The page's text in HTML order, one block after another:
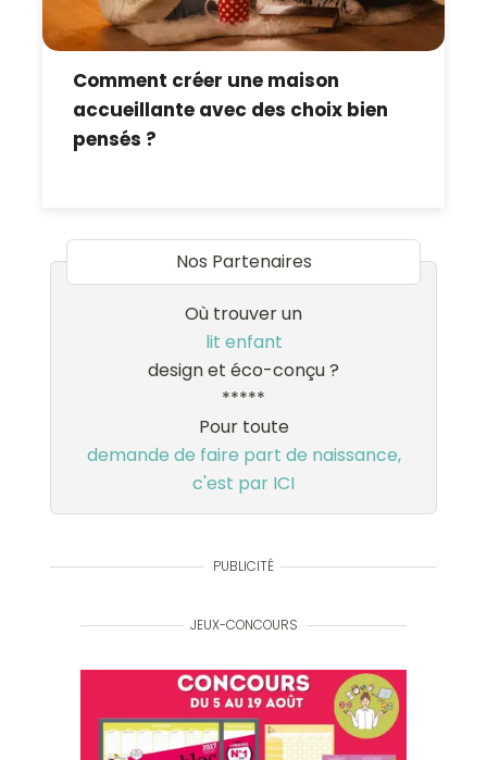
Comment créer une maison
accueillante avec des choix bien
pensés ?
Nos Partenaires
Où trouver un
lit enfant
design et éco-conçu ?
*****
Pour toute
demande de faire part de naissance,
c'est par ICI
PUBLICITÉ
JEUX-CONCOURS